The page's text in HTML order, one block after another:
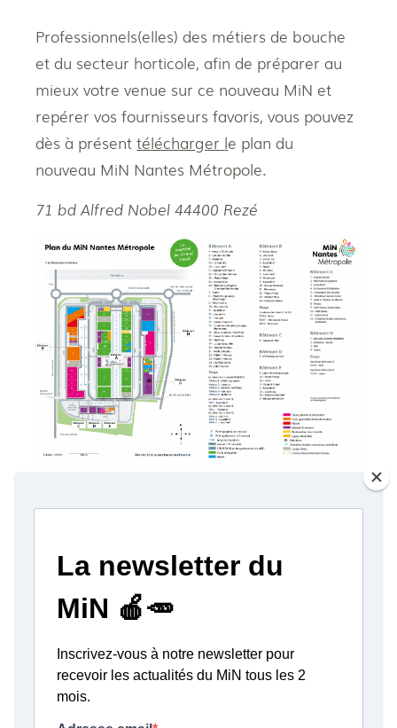
Professionnels(elles) des métiers de bouche
et du secteur horticole, afin de préparer au
mieux votre venue sur ce nouveau MiN et
repérer vos fournisseurs favoris, vous pouvez
dès à présenttélécharger le plan du
nouveau MiN Nantes Métropole.
71 bd Alfred Nobel 44400 Rezé
votre accès (demandes d'accès,
stationnements...)
cliquez sur le lien ou l'image.